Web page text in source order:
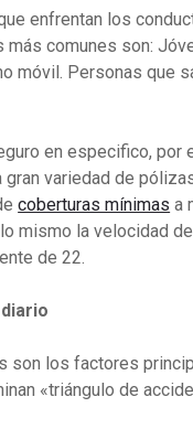
enfrentan los
comunes son:
móvil. Personas que
en especifico, por
variedad de
coberturas mínimas a
mismo la velocidad
de 22.
diario
son los factores
«triángulo de